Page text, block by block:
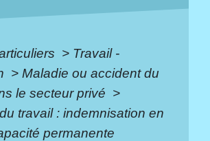
> Travail -
> Maladie ou accident du
le secteur privé >
travail : indemnisation en
permanente